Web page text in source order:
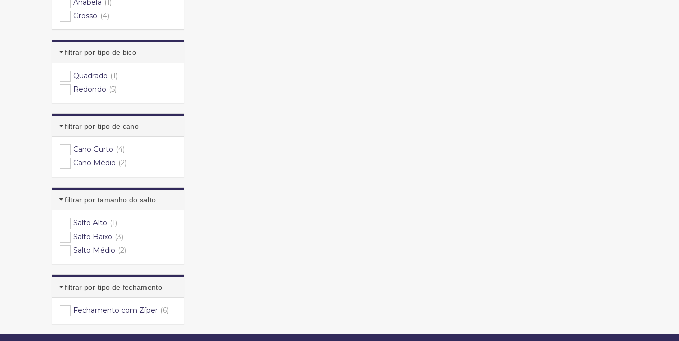
Anabela (1)
Grosso (4)
filtrar por tipo de bico
Quadrado (1)
Redondo (5)
filtrar por tipo de cano
Cano Curto (4)
Cano Médio (2)
filtrar por tamanho do salto
Salto Alto (1)
Salto Baixo (3)
Salto Médio (2)
filtrar por tipo de fechamento
Fechamento com Zíper (6)